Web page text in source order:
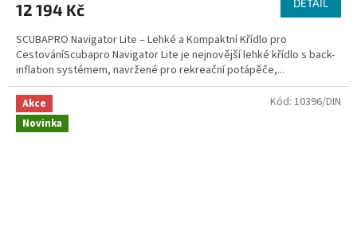
12 194 Kč
SCUBAPRO Navigator Lite – Lehké a Kompaktní Křídlo pro
CestováníScubapro Navigator Lite je nejnovější lehké křídlo s back-
inflation systémem, navržené pro rekreační potápěče,...
Akce
Novinka
Kód: 10396/DIN